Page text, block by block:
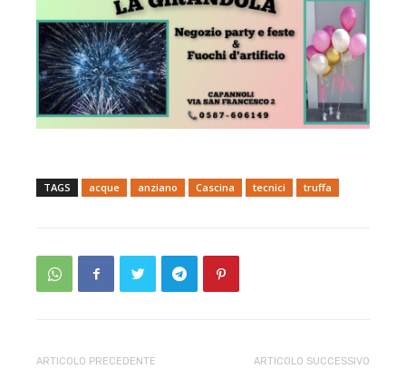
TAGS acque anziano Cascina tecnici truffa
ARTICOLO PRECEDENTE ARTICOLO SUCCESSIVO